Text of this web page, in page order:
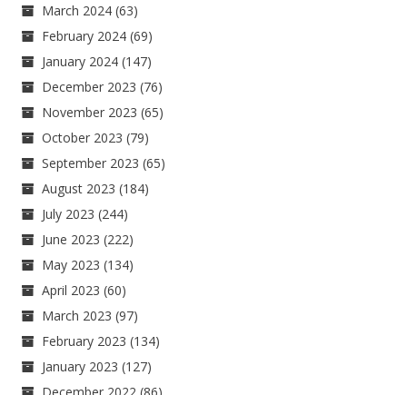
March 2024 (63)
February 2024 (69)
January 2024 (147)
December 2023 (76)
November 2023 (65)
October 2023 (79)
September 2023 (65)
August 2023 (184)
July 2023 (244)
June 2023 (222)
May 2023 (134)
April 2023 (60)
March 2023 (97)
February 2023 (134)
January 2023 (127)
December 2022 (86)